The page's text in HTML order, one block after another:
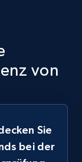
eBay
rating,
and
von
Sie
bei der